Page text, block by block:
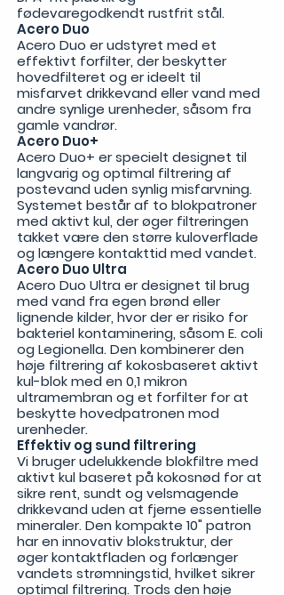
fødevaregodkendt rustfrit stål.
Acero Duo
Acero Duo er udstyret med et
effektivt forfilter, der beskytter
hovedfilteret og er ideelt til
misfarvet drikkevand eller vand med
andre synlige urenheder, såsom fra
gamle vandrør.
Acero Duo+
Acero Duo+ er specielt designet til
langvarig og optimal filtrering af
postevand uden synlig misfarvning.
Systemet består af to blokpatroner
med aktivt kul, der øger filtreringen
takket være den større kuloverflade
og længere kontakttid med vandet.
Acero Duo Ultra
Acero Duo Ultra er designet til brug
med vand fra egen brønd eller
lignende kilder, hvor der er risiko for
bakteriel kontaminering, såsom E. coli
og Legionella. Den kombinerer den
høje filtrering af kokosbaseret aktivt
kul-blok med en 0,1 mikron
ultramembran og et forfilter for at
beskytte hovedpatronen mod
urenheder.
Effektiv og sund filtrering
Vi bruger udelukkende blokfiltre med
aktivt kul baseret på kokosnød for at
sikre rent, sundt og velsmagende
drikkevand uden at fjerne essentielle
mineraler. Den kompakte 10" patron
har en innovativ blokstruktur, der
øger kontaktfladen og forlænger
vandets strømningstid, hvilket sikrer
optimal filtrering. Trods den høje